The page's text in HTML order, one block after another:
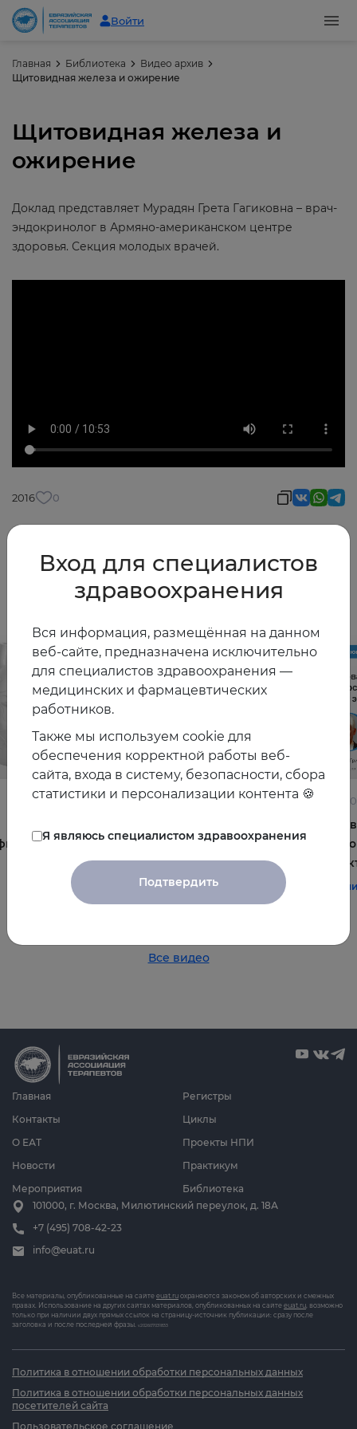
Войти
Главная Библиотека
Видео архив
Щитовидная железа и ожирение
Щитовидная железа и
ожирение
Доклад представляет Мурадян Грета Гагиковна – врач-
эндокринолог в Армяно-американском центре
здоровья. Секция молодых врачей.
2016 0
Другие видео
22.06.2026
терапевта
#терапия #женское_здоровье
и
и
Все видео
Главная
О ЕАТ
Новости
Мероприятия
Циклы
Проекты НПИ
Практикум
Библиотека
Регистры
Контакты
101000, г. Москва, Милютинский переулок, д. 18А
+7 (495) 708-42-23
info@euat.ru
Все материалы, опубликованные на сайте euat.ru охраняются законом об авторских и смежных
правах. Использование на других сайтах материалов, опубликованных на сайте euat.ru, возможно
только при наличии двух прямых ссылок на страницу-источник публикации: сразу после
заголовка и после последней фразы. v202607031833
Политика в отношении обработки персональных данных
Политика в отношении обработки персональных данных
посетителей сайта
Пользовательское соглашение
Вход для специалистов
здравоохранения
Вся информация, размещённая на данном
веб-сайте, предназначена исключительно
для специалистов здравоохранения —
медицинских и фармацевтических
работников.
Также мы используем cookie для
обеспечения корректной работы веб-
сайта, входа в систему, безопасности, сбора
статистики и персонализации контента 🍪
Я являюсь специалистом здравоохранения
Подтвердить